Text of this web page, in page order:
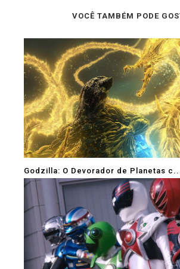
VOCÊ TAMBÉM PODE
Godzilla: O Devorador de Planetas c...